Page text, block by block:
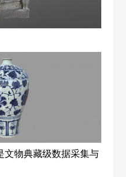
文物典藏级数据采集与